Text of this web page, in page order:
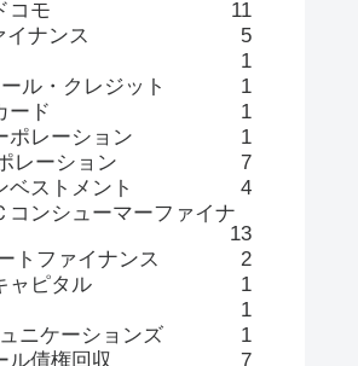
コモ
11
イナンス
5
1
ル・クレジット
1
ード
1
ポレーション
1
レーション
7
ベストメント
4
コンシューマーファイナ
13
トファイナンス
2
ャピタル
1
1
ニケーションズ
1
ル債権回収
7